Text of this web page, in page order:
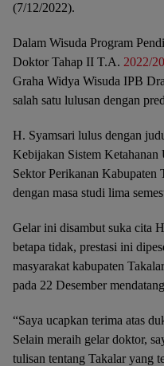
(7/12/2022).
Dalam Wisuda Program
Doktor Tahap II T.A. 2022/
Graha Widya Wisuda IPB
salah satu lulusan dengan
H. Syamsari lulus dengan
Kebijakan Sistem
Sektor Perikanan Kabupaten
dengan masa studi lima
Gelar ini disambut suka cita
betapa tidak, prestasi ini
masyarakat kabupaten
pada 22 Desember
“Saya ucapkan terima atas
Selain meraih gelar doktor,
tulisan tentang Takalar yang